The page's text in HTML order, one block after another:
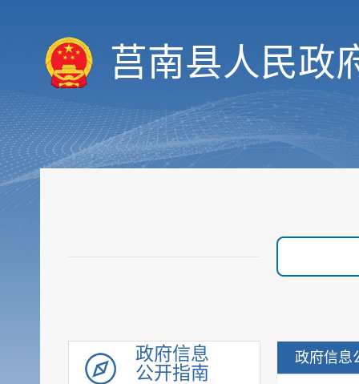
莒南县人民政
政府信息
公开指南
财政信息
行政权力
价格与收费
优化服务
优化营商环境
脱贫攻坚
政府信息